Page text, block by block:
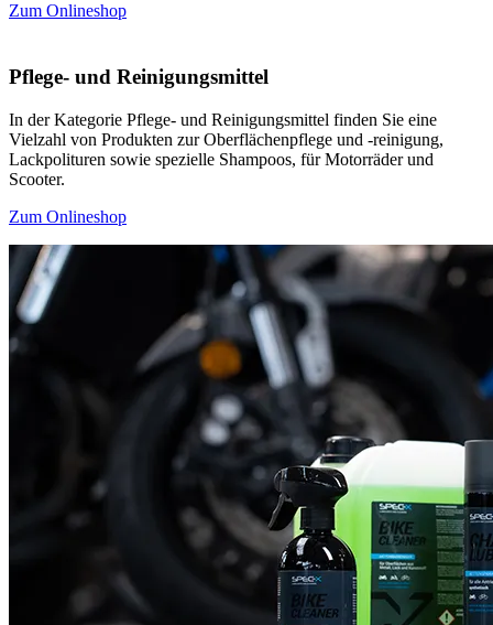
Zum Onlineshop
Pflege- und Reinigungsmittel
In der Kategorie Pflege- und Reinigungsmittel finden Sie eine
Vielzahl von Produkten zur Oberflächenpflege und -reinigung,
Lackpolituren sowie spezielle Shampoos, für Motorräder und
Scooter.
Zum Onlineshop